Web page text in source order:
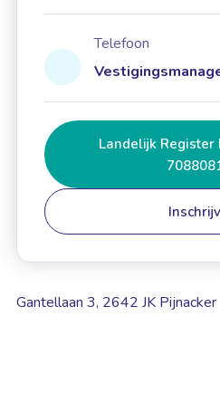
Telefoon
Landelijk Register
Gantellaan 3, 2642 JK Pijnacker